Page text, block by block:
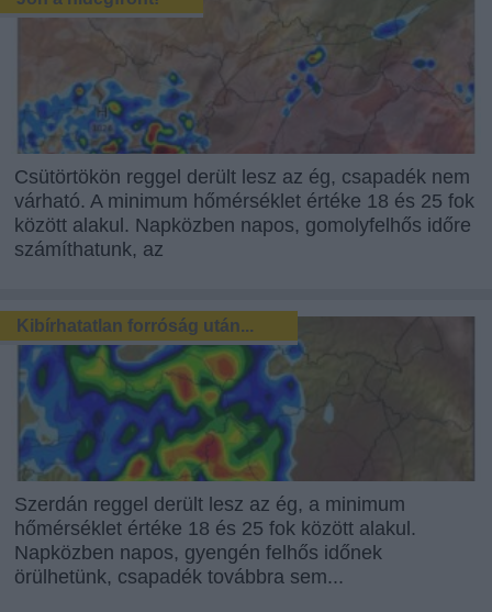
Csütörtökön reggel derült lesz az ég, csapadék nem
várható. A minimum hőmérséklet értéke 18 és 25 fok
között alakul. Napközben napos, gomolyfelhős időre
számíthatunk, az
Kibírhatatlan forróság után...
Szerdán reggel derült lesz az ég, a minimum
hőmérséklet értéke 18 és 25 fok között alakul.
Napközben napos, gyengén felhős időnek
örülhetünk, csapadék továbbra sem...